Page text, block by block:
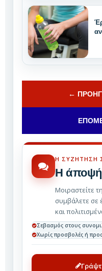
←
Η ΣΥΖΉΤΗΣΗ
Η άποψή
Μοιραστείτε
συμβάλετε σε
και
Σεβασμός στους
Χωρίς προσβολές ή